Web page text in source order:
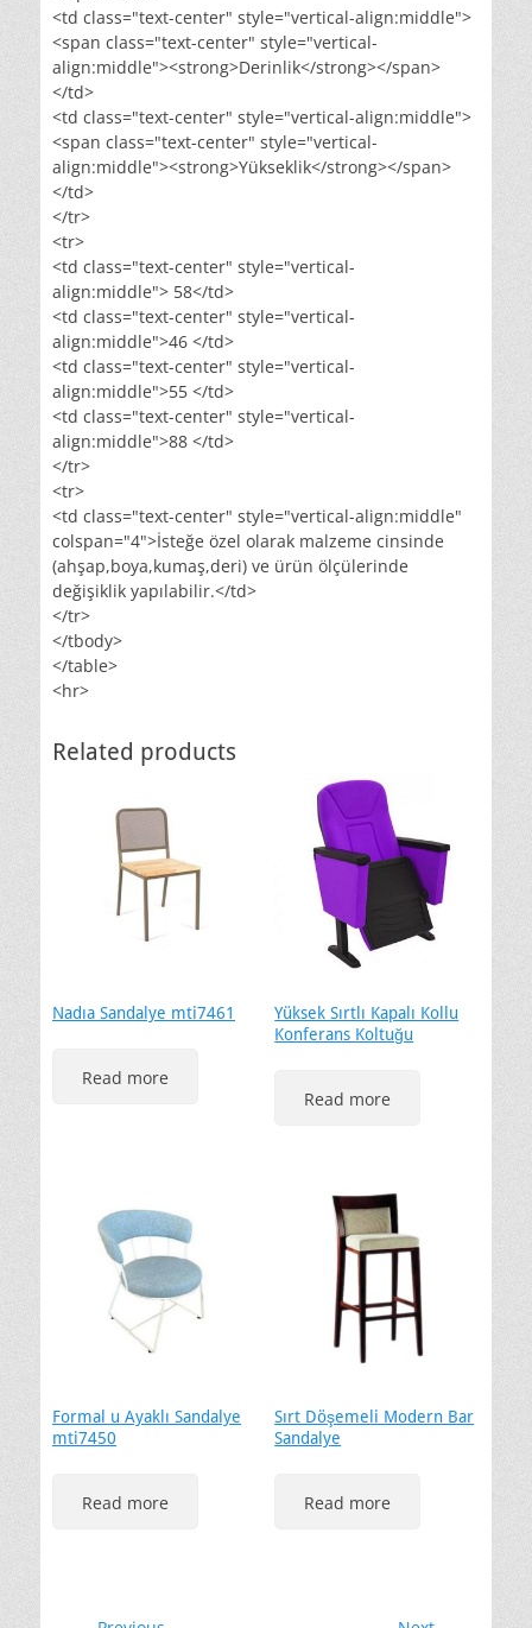
<td class="text-center" style="vertical-align:middle">
<span class="text-center" style="vertical-
align:middle"><strong>Derinlik</strong></span>
</td>
<td class="text-center" style="vertical-align:middle">
<span class="text-center" style="vertical-
align:middle"><strong>Yükseklik</strong></span>
</td>
</tr>
<tr>
<td class="text-center" style="vertical-
align:middle"> 58</td>
<td class="text-center" style="vertical-
align:middle">46 </td>
<td class="text-center" style="vertical-
align:middle">55 </td>
<td class="text-center" style="vertical-
align:middle">88 </td>
</tr>
<tr>
<td class="text-center" style="vertical-align:middle"
colspan="4">İsteğe özel olarak malzeme cinsinde
(ahşap,boya,kumaş,deri) ve ürün ölçülerinde
değişiklik yapılabilir.</td>
</tr>
</tbody>
</table>
<hr>
Related products
Nadıa Sandalye mti7461
Read more
Yüksek Sırtlı Kapalı Kollu
Konferans Koltuğu
Read more
Formal u Ayaklı Sandalye
mti7450
Read more
Sırt Döşemeli Modern Bar
Sandalye
Read more